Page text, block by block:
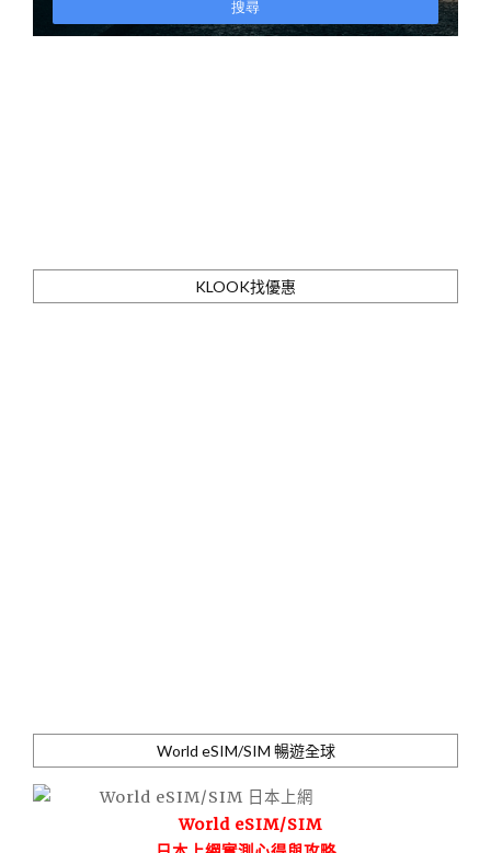
KLOOK找優惠
World eSIM/SIM 暢遊全球
World eSIM/SIM